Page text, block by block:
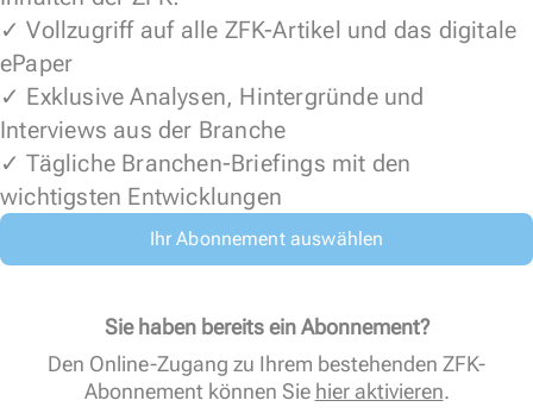
✓ Vollzugriff auf alle ZFK-Artikel und das digitale
ePaper
✓ Exklusive Analysen, Hintergründe und
Interviews aus der Branche
✓ Tägliche Branchen-Briefings mit den
wichtigsten Entwicklungen
Ihr Abonnement auswählen
Sie haben bereits ein Abonnement?
Den Online-Zugang zu Ihrem bestehenden ZFK-
Abonnement können Sie hier aktivieren.